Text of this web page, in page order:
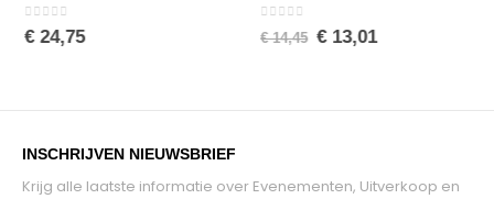
0van de 5
€24,75 0van de 5
€14,45 €13,01
INSCHRIJVEN NIEUWSBRIEF
Krijg alle laatste informatie over Evenementen, Uitverkoop en